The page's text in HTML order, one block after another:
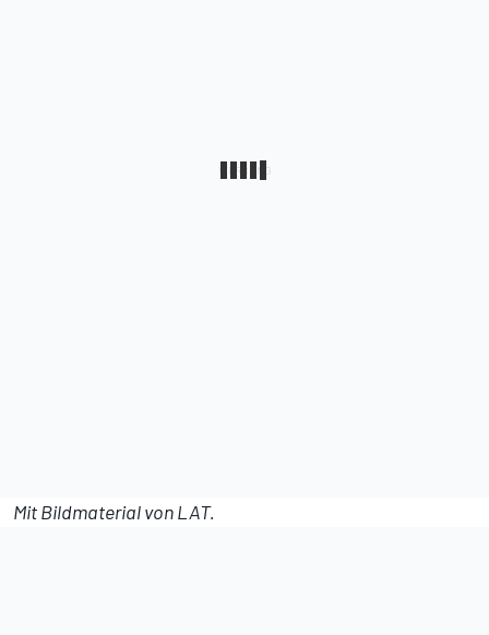
Mit Bildmaterial von LAT.